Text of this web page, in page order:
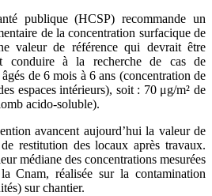
publique (HCSP) recommande un
de la concentration surfacique de
valeur de référence qui devrait être
conduire à la recherche de cas de
de 6 mois à 6 ans (concentration de
espaces intérieurs), soit : 70 μg/m² de
acido-soluble).
avancent aujourd’hui la valeur de
restitution des locaux après travaux.
médiane des concentrations mesurées
Cnam, réalisée sur la contamination
sur chantier.